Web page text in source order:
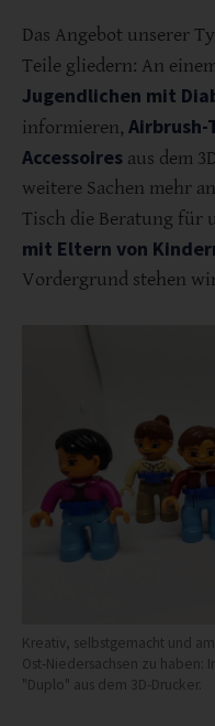
Das Angebot unserer
Teile gliedern: An
Jugendlichen mit
informieren,
Accessoires aus dem
weitere Sachen mehr
Tisch die Beratung für
mit Eltern von
Vordergrund stehen
Kreativ, selbstgemacht und
Ost-Niedersachsen zu haben:
"Duplo" aus dem 3D-Drucker.